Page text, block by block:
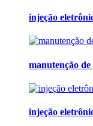
injeção
manutenção
injeção